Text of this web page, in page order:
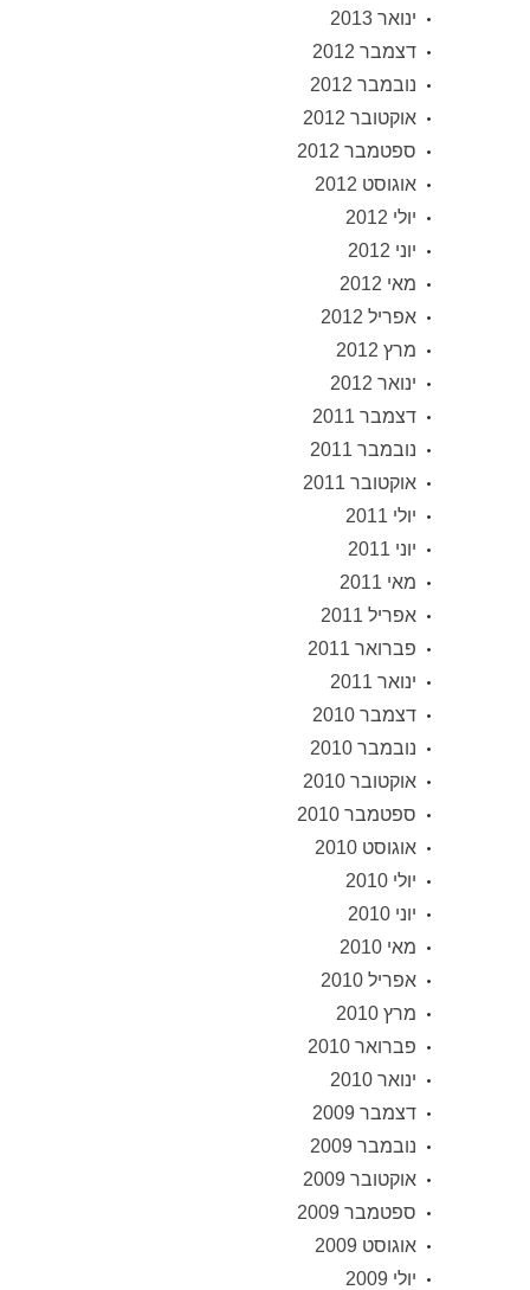
ינואר 2013
דצמבר 2012
נובמבר 2012
אוקטובר 2012
ספטמבר 2012
אוגוסט 2012
יולי 2012
יוני 2012
מאי 2012
אפריל 2012
מרץ 2012
ינואר 2012
דצמבר 2011
נובמבר 2011
אוקטובר 2011
יולי 2011
יוני 2011
מאי 2011
אפריל 2011
פברואר 2011
ינואר 2011
דצמבר 2010
נובמבר 2010
אוקטובר 2010
ספטמבר 2010
אוגוסט 2010
יולי 2010
יוני 2010
מאי 2010
אפריל 2010
מרץ 2010
פברואר 2010
ינואר 2010
דצמבר 2009
נובמבר 2009
אוקטובר 2009
ספטמבר 2009
אוגוסט 2009
יולי 2009